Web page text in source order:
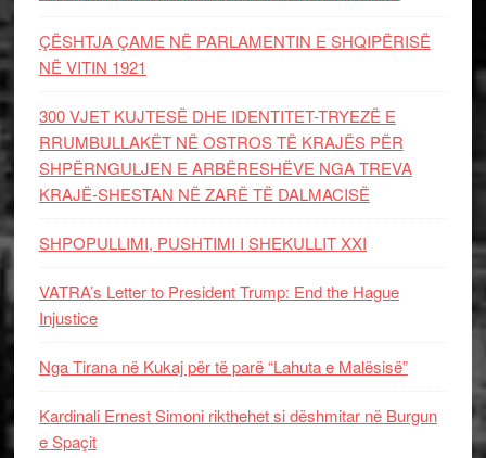
ÇËSHTJA ÇAME NË PARLAMENTIN E SHQIPËRISË
NË VITIN 1921
300 VJET KUJTESË DHE IDENTITET-TRYEZË E
RRUMBULLAKËT NË OSTROS TË KRAJËS PËR
SHPËRNGULJEN E ARBËRESHËVE NGA TREVA
KRAJË-SHESTAN NË ZARË TË DALMACISË
SHPOPULLIMI, PUSHTIMI I SHEKULLIT XXI
VATRA’s Letter to President Trump: End the Hague
Injustice
Nga Tirana në Kukaj për të parë “Lahuta e Malësisë”
Kardinali Ernest Simoni rikthehet si dëshmitar në Burgun
e Spaçit